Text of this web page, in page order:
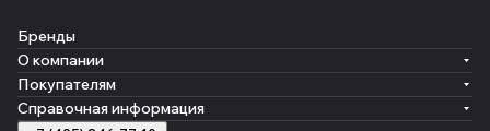
Бренды
О компании
Покупателям
Справочная информация